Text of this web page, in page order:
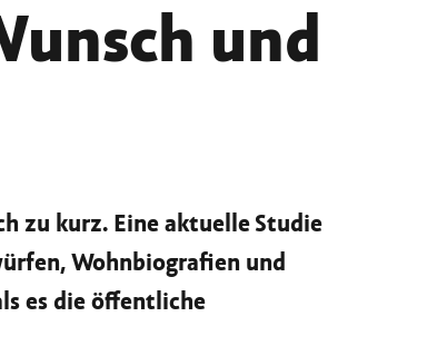
und
zu kurz. Eine aktuelle Studie
Wohnbiografien und
es die öffentliche